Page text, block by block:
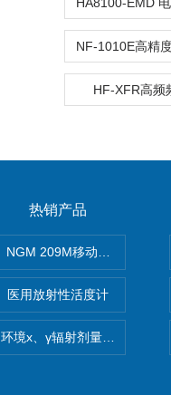
HF-XFR高频
热销产品
NGM 209M移动式惰性气体
医用放射性活度计
环境x、γ辐射剂量率仪